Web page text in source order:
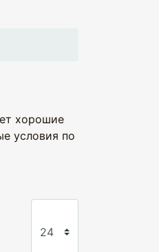
хорошие
условия по